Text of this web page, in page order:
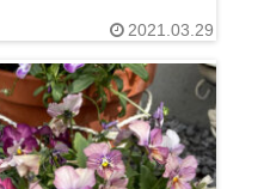
2021.03.29